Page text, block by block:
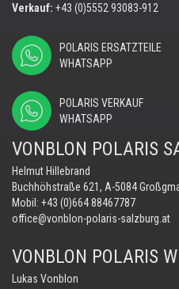
Verkauf: +43 (0)5552 93083-912
POLARIS ERSATZTEILE
WHATSAPP
POLARIS VERKAUF
WHATSAPP
VONBLON POLARIS
Helmut Hillebrand
Buchhöhstraße 621, A-5084
Mobil: +43 (0)664 88467787
office@vonblon-polaris-salzburg.at
VONBLON POLARIS
Lukas Vonblon